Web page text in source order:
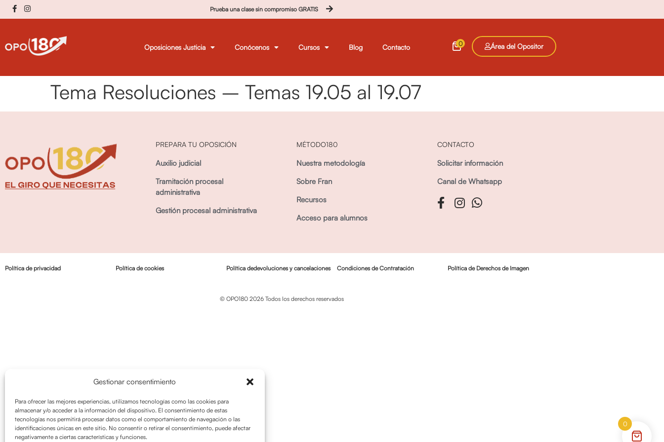
Gestionar consentimiento
Para ofrecer las mejores experiencias, utilizamos tecnologías como las cookies para
almacenar y/o acceder a la información del dispositivo. El consentimiento de estas
tecnologías nos permitirá procesar datos como el comportamiento de navegación o las
identificaciones únicas en este sitio. No consentir o retirar el consentimiento, puede afectar
negativamente a ciertas características y funciones.
Prueba una clase sin compromiso GRATIS
Oposiciones Justicia Conócenos Cursos Blog Contacto 0 Área del Opositor
Tema Resoluciones – Temas 19.05 al 19.07
PREPARA TU OPOSICIÓN
Auxilio judicial
Tramitación procesal
administrativa
Gestión procesal administrativa
MÉTODO180
Nuestra metodología
Sobre Fran
Recursos
Acceso para alumnos
CONTACTO
Solicitar información
Canal de Whatsapp
Política de privacidad Política de cookies Política dedevoluciones y cancelaciones Condiciones de Contratación Política de Derechos de Imagen
© OPO180 2026 Todos los derechos reservados
0